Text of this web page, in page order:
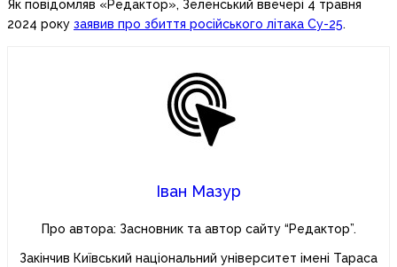
Як повідомляв «Редактор», Зеленський ввечері 4 травня
2024 року заявив про збиття російського літака Су-25.
Іван Мазур
Про автора: Засновник та автор сайту “Редактор”.
Закінчив Київський національний університет імені Тараса